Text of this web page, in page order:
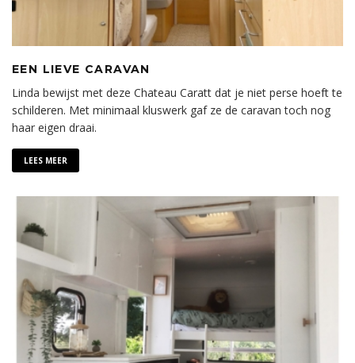
EEN LIEVE CARAVAN
Linda bewijst met deze Chateau Caratt dat je niet perse hoeft te
schilderen. Met minimaal kluswerk gaf ze de caravan toch nog
haar eigen draai.
LEES MEER